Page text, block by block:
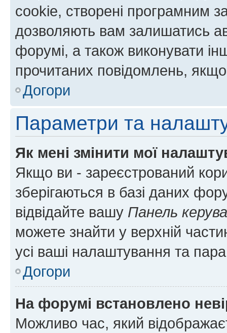
cookie, створені програмним
дозволяють вам залишатись
форумі, а також виконувати
прочитаних повідомлень,
Догори
Параметри та
Як мені змінити мої
Якщо ви - зареєстрований
зберігаються в базі даних
відвідайте вашу Панель
можете знайти у верхній
усі ваші налаштування та
Догори
На форумі встановлено
Можливо час, який